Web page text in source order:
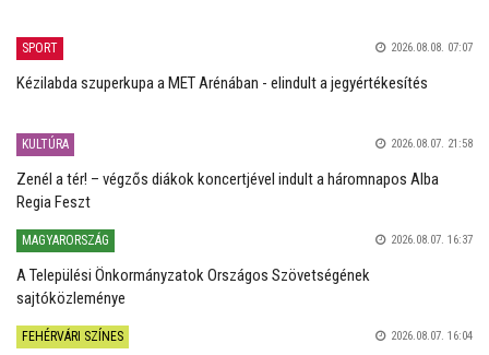
SPORT 2026.08.08. 07:07
Kézilabda szuperkupa a MET Arénában - elindult a jegyértékesítés
KULTÚRA 2026.08.07. 21:58
Zenél a tér! – végzős diákok koncertjével indult a háromnapos Alba
Regia Feszt
MAGYARORSZÁG 2026.08.07. 16:37
A Települési Önkormányzatok Országos Szövetségének
sajtóközleménye
FEHÉRVÁRI SZÍNES 2026.08.07. 16:04